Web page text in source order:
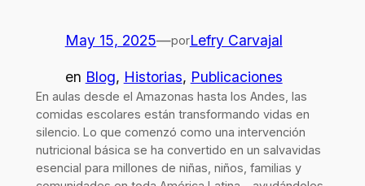
May 15, 2025—porLefry Carvajal
en Blog, Historias, Publicaciones
En aulas desde el Amazonas hasta los Andes, las
comidas escolares están transformando vidas en
silencio. Lo que comenzó como una intervención
nutricional básica se ha convertido en un salvavidas
esencial para millones de niñas, niños, familias y